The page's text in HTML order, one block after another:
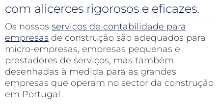
com alicerces rigorosos e eficazes.
Os nossos serviços de contabilidade para
empresas de construção são adequados para
micro-empresas, empresas pequenas e
prestadores de serviços, mas também
desenhadas à medida para as grandes
empresas que operam no sector da construção
em Portugal.